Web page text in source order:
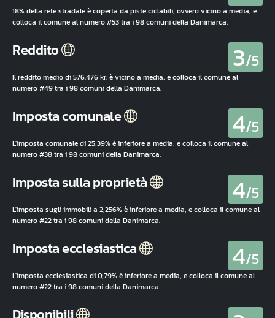
18% della rete stradale è coperta da piste ciclabili, ovvero vicino a media, e
colloca il comune al numero #53 tra i 98 comuni della Danimarca.
Reddito 3/5
Il reddito medio di 576.476 kr. è vicino a media, e colloca il comune al
numero #49 tra i 98 comuni della Danimarca.
Imposta comunale 4/5
L'imposta comunale di 25,39% è inferiore a media, e colloca il comune al
numero #38 tra i 98 comuni della Danimarca.
Imposta sulla proprietà 4/5
L'imposta sugli immobili a 2,256% è inferiore a media, e colloca il comune al
numero #22 tra i 98 comuni della Danimarca.
Imposta ecclesiastica 4/5
L'imposta ecclesiastica di 0,79% è inferiore a media, e colloca il comune al
numero #22 tra i 98 comuni della Danimarca.